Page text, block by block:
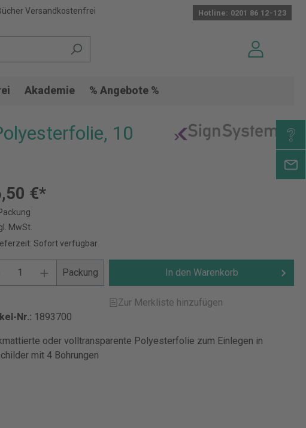
Versandkostenfrei Hotline: 0201 86 12-123
Akademie % Angebote %
10
€*
MwSt.
Sofort verfügbar
Packung In den Warenkorb
Zur Merkliste hinzufügen
Nr.: 1893700
oder volltransparente Polyesterfolie zum Einlegen in
mit 4 Bohrungen